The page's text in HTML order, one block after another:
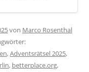
von Marco Rosenthal
,Adventsrätsel 2025,
, betterplace.org,